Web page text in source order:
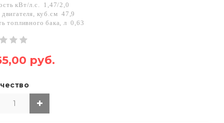
кВт/л.с. 1,47/2,0
куб.см 47,9
топливного бака, л 0,63
руб.